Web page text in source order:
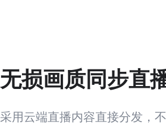
无损画质同步直
采用云端直播内容直接分发，